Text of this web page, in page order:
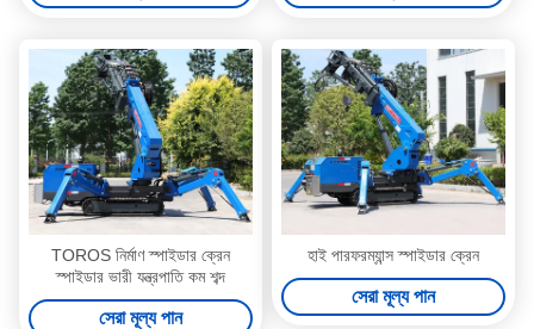
TOROS নির্মাণ স্পাইডার ক্রেন
স্পাইডার ভারী যন্ত্রপাতি কম শব্দ
সেরা মূল্য পান
হাই পারফরম্যান্স স্পাইডার ক্রেন
সেরা মূল্য পান